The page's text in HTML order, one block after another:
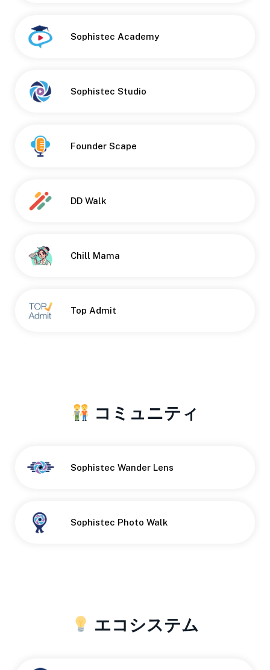
Sophistec Academy
Sophistec Studio
Founder Scape
DD Walk
Chill Mama
Top Admit
コミュニティ
Sophistec Wander Lens
Sophistec Photo Walk
エコシステム